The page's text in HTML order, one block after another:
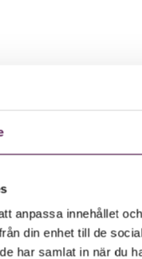
anpassa innehållet
din enhet till de
har samlat in när du